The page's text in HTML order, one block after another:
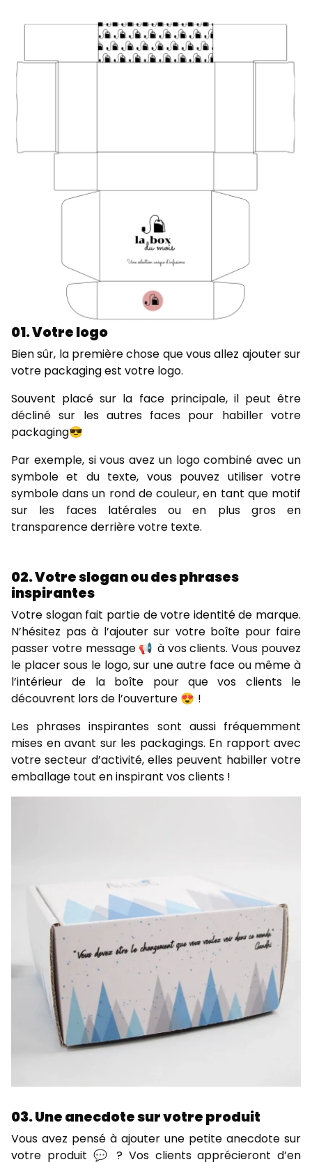
01. Votre logo
Bien sûr, la première chose que vous allez ajouter sur
votre packaging est votre logo.
Souvent placé sur la face principale, il peut être
décliné sur les autres faces pour habiller votre
packaging😎
Par exemple, si vous avez un logo combiné avec un
symbole et du texte, vous pouvez utiliser votre
symbole dans un rond de couleur, en tant que motif
sur les faces latérales ou en plus gros en
transparence derrière votre texte.
02. Votre slogan ou des phrases
inspirantes
Votre slogan fait partie de votre identité de marque.
N’hésitez pas à l’ajouter sur votre boîte pour faire
passer votre message 📢 à vos clients. Vous pouvez
le placer sous le logo, sur une autre face ou même à
l’intérieur de la boîte pour que vos clients le
découvrent lors de l’ouverture 😍 !
Les phrases inspirantes sont aussi fréquemment
mises en avant sur les packagings. En rapport avec
votre secteur d’activité, elles peuvent habiller votre
emballage tout en inspirant vos clients !
03. Une anecdote sur votre produit
Vous avez pensé à ajouter une petite anecdote sur
votre produit 💬 ? Vos clients apprécieront d’en